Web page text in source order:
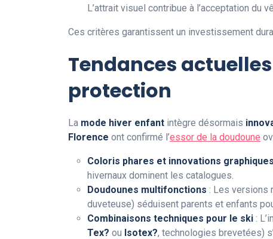
L’attrait visuel contribue à l’acceptation du
Ces critères garantissent un investissement
Tendances
protection
La mode hiver enfant intègre désormais
Florence ont confirmé l’essor de la doudoune
Coloris phares et innovations graphiques
hivernaux dominent les catalogues.
Doudounes multifonctions : Les versions
duveteuse) séduisent parents et enfants
Combinaisons techniques pour le ski :
Tex? ou Isotex?, technologies brevetées)